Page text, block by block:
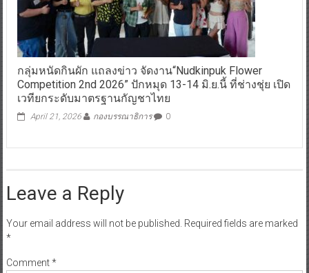
กลุ่มหนัดกินผัก​ แถลงข่าว​ จัดงาน“Nudkinpuk Flower
Competition 2nd 2026” ปักหมุด 13-14 มิ.ย.นี้ ที่ช่างชุ่ย เปิด
เวทียกระดับมาตรฐานกัญชาไทย
April 21, 2026 กองบรรณาธิการ 0
Leave a Reply
Your email address will not be published. Required fields are marked
*
Comment*